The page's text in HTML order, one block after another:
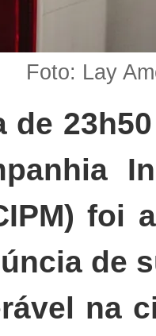
Foto: Lay
de
foi
de
na